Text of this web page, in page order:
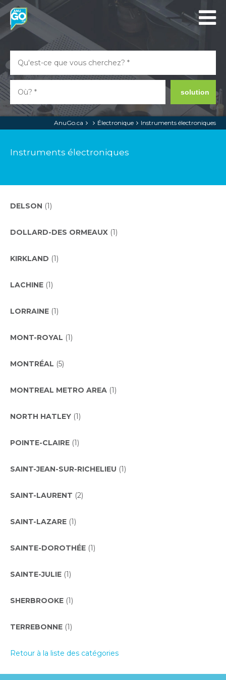
solution
AnuGo.ca Électronique Instruments électroniques
Instruments électroniques
DELSON (1)
DOLLARD-DES ORMEAUX (1)
KIRKLAND (1)
LACHINE (1)
LORRAINE (1)
MONT-ROYAL (1)
MONTRÉAL (5)
MONTREAL METRO AREA (1)
NORTH HATLEY (1)
POINTE-CLAIRE (1)
SAINT-JEAN-SUR-RICHELIEU (1)
SAINT-LAURENT (2)
SAINT-LAZARE (1)
SAINTE-DOROTHÉE (1)
SAINTE-JULIE (1)
SHERBROOKE (1)
TERREBONNE (1)
Retour à la liste des catégories